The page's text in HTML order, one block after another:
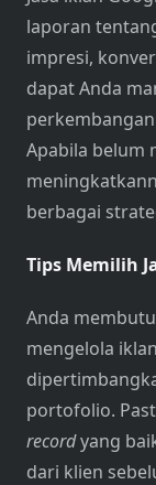
laporan
impresi,
dapat Anda
Apabila belum
berbagai
Tips Memilih
Anda
mengelola
portofolio.
recordyang
dari klien